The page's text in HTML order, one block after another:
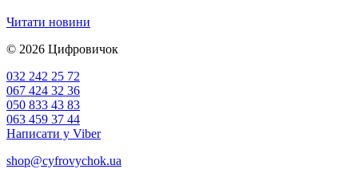
Читати новини
© 2026 Цифровичок
032 242 25 72
067 424 32 36
050 833 43 83
063 459 37 44
Написати у Viber
shop@cyfrovychok.ua